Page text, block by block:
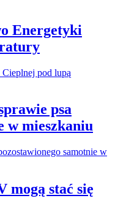
Energetyki
psa
w mieszkaniu
mogą stać się